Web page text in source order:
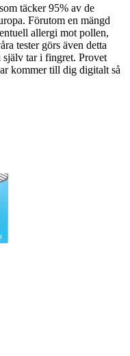
täcker 95% av de
Förutom en mängd
allergi mot pollen,
tester görs även detta
tar i fingret. Provet
kommer till dig digitalt så